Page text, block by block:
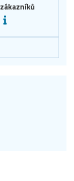
zákazníků